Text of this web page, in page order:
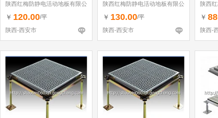
陕西红梅防静电活动地板有限公
司
￥ 120.00/平
陕西-西安市
陕西红梅防静电活动地板有限公
司
￥ 130.00/平
陕西-西安市
陕西
司
￥
陕西-